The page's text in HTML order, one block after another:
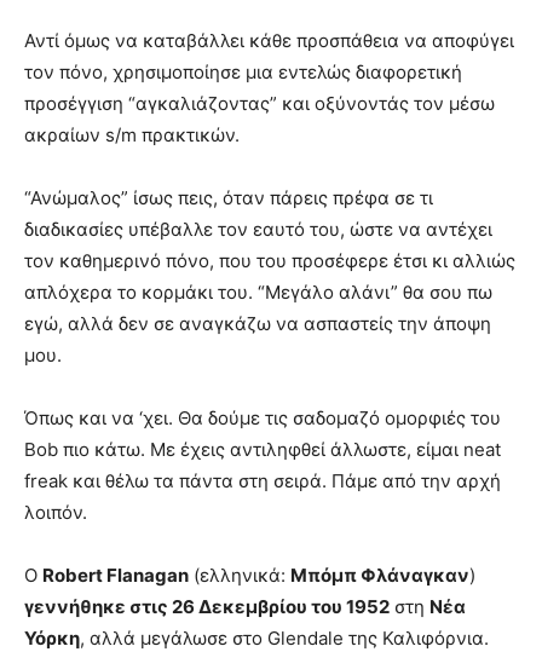
Αντί όμως να καταβάλλει κάθε προσπάθεια να αποφύγει
τον πόνο, χρησιμοποίησε μια εντελώς διαφορετική
προσέγγιση “αγκαλιάζοντας” και οξύνοντάς τον μέσω
ακραίων s/m πρακτικών.
“Ανώμαλος” ίσως πεις, όταν πάρεις πρέφα σε τι
διαδικασίες υπέβαλλε τον εαυτό του, ώστε να αντέχει
τον καθημερινό πόνο, που του προσέφερε έτσι κι αλλιώς
απλόχερα το κορμάκι του. “Μεγάλο αλάνι” θα σου πω
εγώ, αλλά δεν σε αναγκάζω να ασπαστείς την άποψη
μου.
Όπως και να ‘χει. Θα δούμε τις σαδομαζό ομορφιές του
Bob πιο κάτω. Με έχεις αντιληφθεί άλλωστε, είμαι neat
freak και θέλω τα πάντα στη σειρά. Πάμε από την αρχή
λοιπόν.
Ο Robert Flanagan (ελληνικά: Μπόμπ Φλάναγκαν)
γεννήθηκε στις 26 Δεκεμβρίου του 1952 στη Νέα
Υόρκη, αλλά μεγάλωσε στο Glendale της Καλιφόρνια.